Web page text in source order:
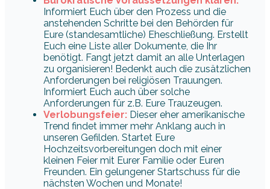
Informiert Euch über den Prozess und die
anstehenden Schritte bei den Behörden für
Eure (standesamtliche) Eheschließung. Erstellt
Euch eine Liste aller Dokumente, die Ihr
benötigt. Fangt jetzt damit an alle Unterlagen
zu organisieren! Bedenkt auch die zusätzlichen
Anforderungen bei religiösen Trauungen.
Informiert Euch auch über solche
Anforderungen für z.B. Eure Trauzeugen.
Verlobungsfeier: Dieser eher amerikanische
Trend findet immer mehr Anklang auch in
unseren Gefilden. Startet Eure
Hochzeitsvorbereitungen doch mit einer
kleinen Feier mit Eurer Familie oder Euren
Freunden. Ein gelungener Startschuss für die
nächsten Wochen und Monate!